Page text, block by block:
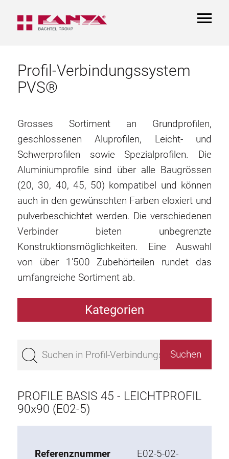
Profil-Verbindungssystem
PVS®
Grosses Sortiment an Grundprofilen,
geschlossenen Aluprofilen, Leicht- und
Schwerprofilen sowie Spezialprofilen. Die
Aluminiumprofile sind über alle Baugrössen
(20, 30, 40, 45, 50) kompatibel und können
auch in den gewünschten Farben eloxiert und
pulverbeschichtet werden. Die verschiedenen
Verbinder bieten unbegrenzte
Konstruktionsmöglichkeiten. Eine Auswahl
von über 1'500 Zubehörteilen rundet das
umfangreiche Sortiment ab.
Kategorien
Bestseller
Profile Basis 45
Profile Basis 40
PROFILE BASIS 45 - LEICHTPROFIL
90x90 (E02-5)
Referenznummer
E02-5-02-